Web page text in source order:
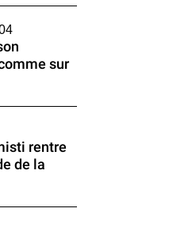
sur
rentre
de la